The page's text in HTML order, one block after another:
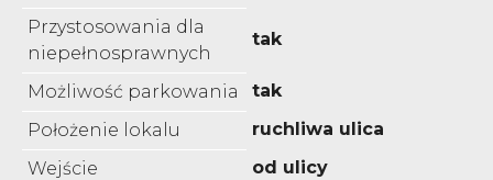
Przystosowania dla
niepełnosprawnych
tak
Możliwość parkowania
tak
Położenie lokalu
ruchliwa ulica
Wejście
od ulicy